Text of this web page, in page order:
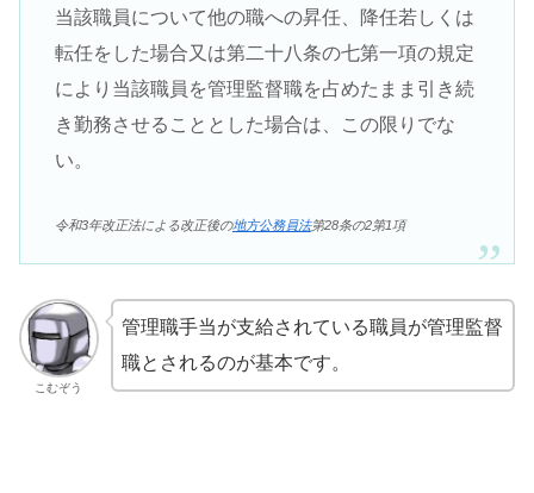
当該職員について他の職への昇任、降任若しくは
転任をした場合又は第二十八条の七第一項の規定
により当該職員を管理監督職を占めたまま引き続
き勤務させることとした場合は、この限りでな
い。
令和3年改正法による改正後の地方公務員法第28条の2第1項
こむぞう
管理職手当が支給されている職員が管理監督
職とされるのが基本です。